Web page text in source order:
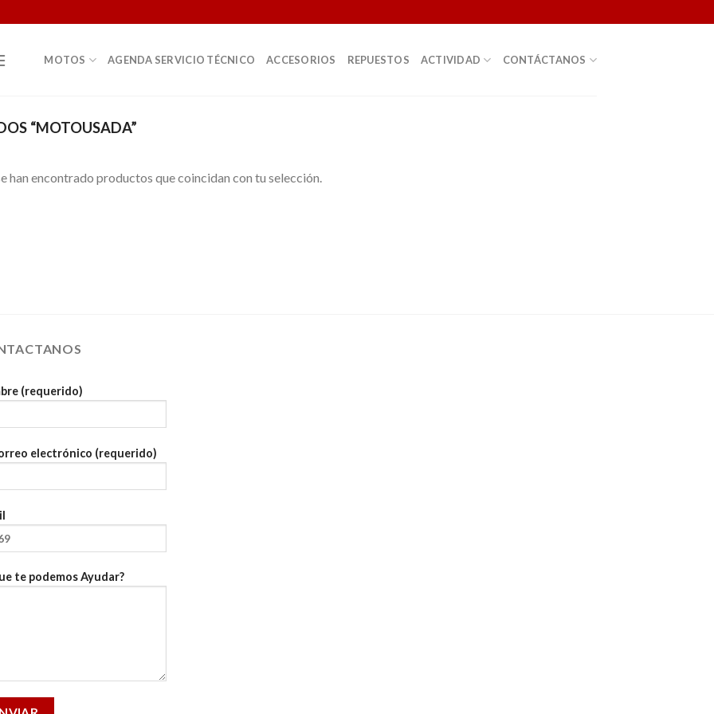
MOTOS AGENDA SERVICIO TÉCNICO ACCESORIOS REPUESTOS ACTIVIDAD CONTÁCTANOS
“MOTOUSADA”
han encontrado productos que coincidan con tu selección.
(requerido)
electrónico (requerido)
te podemos Ayudar?